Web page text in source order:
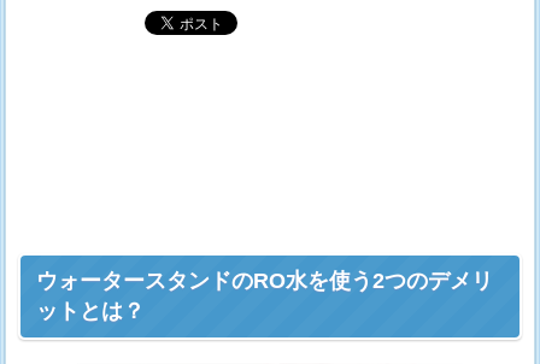
ウォータースタンドのRO水を使う2つのデメリ
ットとは？